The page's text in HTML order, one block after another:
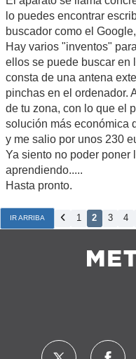
lo puedes encontrar
buscador como el
Hay varios "inventos"
ellos se puede buscar en
consta de una antena
pinchas en el ordenador.
de tu zona, con lo que el
solución más económica
y me salio por unos 230
Ya siento no poder poner
aprendiendo.....
Hasta pronto.
IR ARRIBA 1 2 3 4